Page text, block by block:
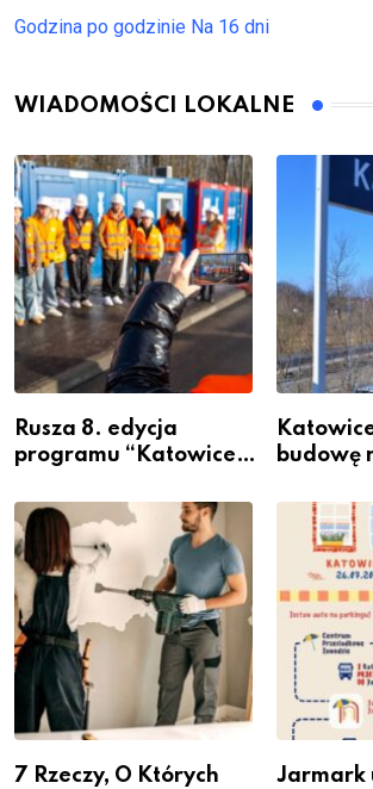
Godzina po godzinie Na 16 dni
WIADOMOŚCI LOKALNE
Rusza 8. edycja
programu “Katowice
– nabór dla
przedsiębiorców
budowę
Podlesiu
7 Rzeczy, O Których
Jarmark